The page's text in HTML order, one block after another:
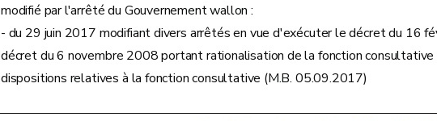
modifié par l'arrêté du Gouvernement wallon :
- du 29 juin 2017 modifiant divers arrêtés en vue d'exécuter le décret du 16
décret du 6 novembre 2008 portant rationalisation de la fonction
dispositions relatives à la fonction consultative (M.B. 05.09.2017)